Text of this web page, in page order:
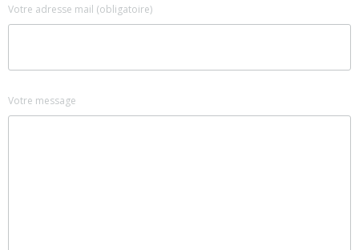
Votre adresse mail (obligatoire)
Votre message